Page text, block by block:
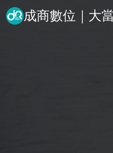
成商數位｜大